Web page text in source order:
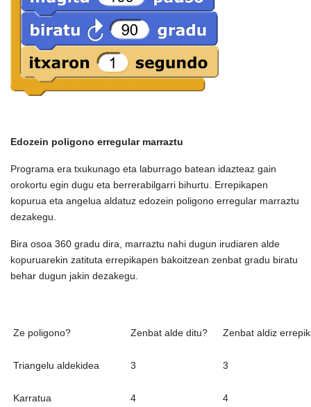
Edozein poligono erregular marraztu
Programa era txukunago eta laburrago batean idazteaz gain
orokortu egin dugu eta berrerabilgarri bihurtu. Errepikapen
kopurua eta angelua aldatuz edozein poligono erregular marraztu
dezakegu.
Bira osoa 360 gradu dira, marraztu nahi dugun irudiaren alde
kopuruarekin zatituta errepikapen bakoitzean zenbat gradu biratu
behar dugun jakin dezakegu.
Ze poligono? Zenbat alde ditu? Zenbat aldiz
Triangelu aldekidea 3 3
Karratua 4 4